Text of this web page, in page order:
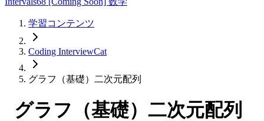
学習コンテンツ
Coding InterviewCat
グラフ（基礎）二次元配列
グラフ（基礎）二次元配列